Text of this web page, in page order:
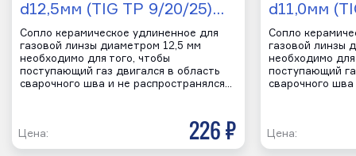
d12,5мм (TIG TP 9/20/25)…
Сопло керамическое удлиненное для
газовой линзы диаметром 12,5 мм
необходимо для того, чтобы
поступающий газ двигался в область
сварочного шва и не распространялся…
Цена: 226 р
d11,0мм
Сопло
газовой линзы
необходимо для
поступающий
сварочного
Цена: